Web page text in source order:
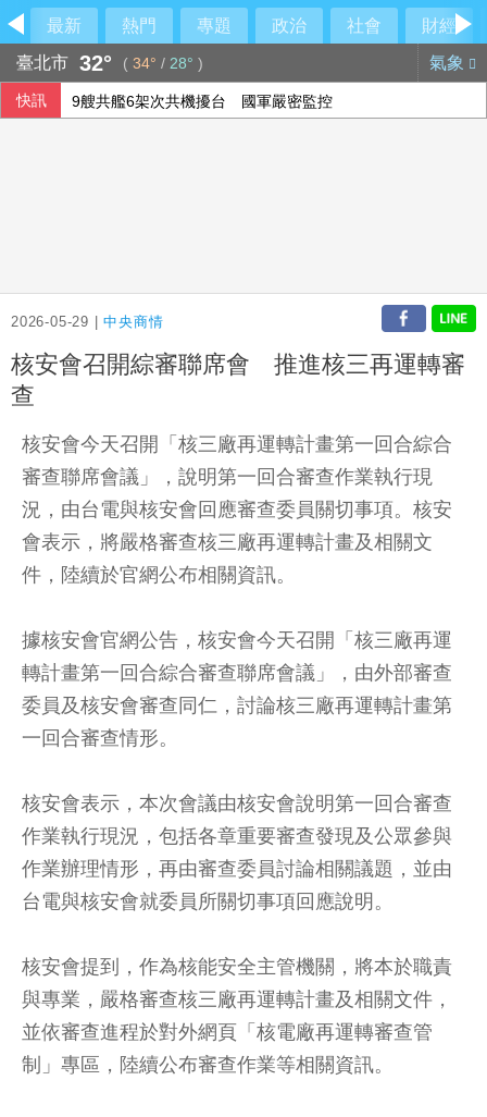
最新 熱門 專題 政治 社會
財經
臺北市 32° ( 34° / 28° ) 氣象
快訊 9艘共艦6架次共機擾台 國軍嚴密監控
2026-05-29 |中央商情
核安會召開綜審聯席會 推進核三再運轉審
查
核安會今天召開「核三廠再運轉計畫第一回合綜合
審查聯席會議」，說明第一回合審查作業執行現
況，由台電與核安會回應審查委員關切事項。核安
會表示，將嚴格審查核三廠再運轉計畫及相關文
件，陸續於官網公布相關資訊。
據核安會官網公告，核安會今天召開「核三廠再運
轉計畫第一回合綜合審查聯席會議」，由外部審查
委員及核安會審查同仁，討論核三廠再運轉計畫第
一回合審查情形。
核安會表示，本次會議由核安會說明第一回合審查
作業執行現況，包括各章重要審查發現及公眾參與
作業辦理情形，再由審查委員討論相關議題，並由
台電與核安會就委員所關切事項回應說明。
核安會提到，作為核能安全主管機關，將本於職責
與專業，嚴格審查核三廠再運轉計畫及相關文件，
並依審查進程於對外網頁「核電廠再運轉審查管
制」專區，陸續公布審查作業等相關資訊。